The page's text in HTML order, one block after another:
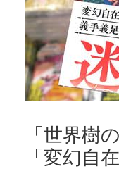
「世界樹
「変幻自